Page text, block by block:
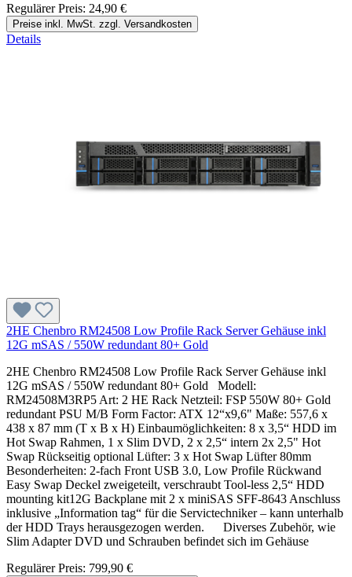
Regulärer Preis: 24,90 €
Preise inkl. MwSt. zzgl. Versandkosten
Details
2HE Chenbro RM24508 Low Profile Rack Server Gehäuse inkl
12G mSAS / 550W redundant 80+ Gold
2HE Chenbro RM24508 Low Profile Rack Server Gehäuse inkl
12G mSAS / 550W redundant 80+ Gold Modell:
RM24508M3RP5 Art: 2 HE Rack Netzteil: FSP 550W 80+ Gold
redundant PSU M/B Form Factor: ATX 12“x9,6" Maße: 557,6 x
438 x 87 mm (T x B x H) Einbaumöglichkeiten: 8 x 3,5“ HDD im
Hot Swap Rahmen, 1 x Slim DVD, 2 x 2,5“ intern 2x 2,5" Hot
Swap Rückseitig optional Lüfter: 3 x Hot Swap Lüfter 80mm
Besonderheiten: 2-fach Front USB 3.0, Low Profile Rückwand
Easy Swap Deckel zweigeteilt, verschraubt Tool-less 2,5“ HDD
mounting kit12G Backplane mit 2 x miniSAS SFF-8643 Anschluss
inklusive „Information tag“ für die Servictechniker – kann unterhalb
der HDD Trays herausgezogen werden. Diverses Zubehör, wie
Slim Adapter DVD und Schrauben befindet sich im Gehäuse
Regulärer Preis: 799,90 €